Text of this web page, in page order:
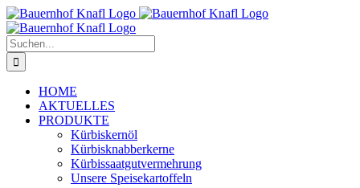
Zum
Inhalt
springen
Suche
nach:
HOME
AKTUELLES
PRODUKTE
Kürbiskernöl
Kürbisknabberkerne
Kürbissaatgutvermehrung
Unsere Speisekartoffeln